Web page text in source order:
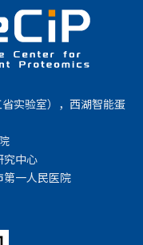
实验室），西湖智能蛋
究中心
第一人民医院